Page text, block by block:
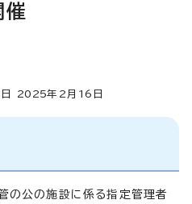
催
2025年2月 16 日
の公の施設に係る指定管理者